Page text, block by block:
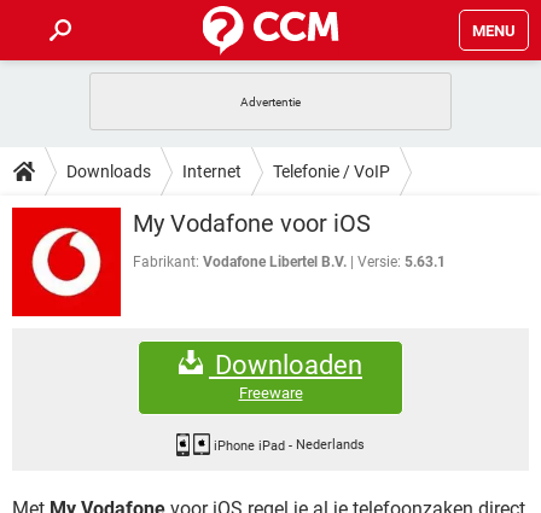
MENU
INSTAGRAM WINDOWS 10
CORONAVIRUS
GRATIS SNAPCHAT
TIKTOK
HOW-TO
VIDEOBELLEN
INSTAGRAM
NETFLIX
VIDEOBELLEN GAMES
INSTAGRAM
CORONAVIRUS
SNAPCHAT
FORUM
WINDOWS 10
CORONAVIRUS
SNAPCHAT
GAMES
GRATIS SNAPCHAT
Downloads Internet Telefonie / VoIP
My Vodafone voor iOS
Fabrikant: Vodafone Libertel B.V. Versie: 5.63.1
Downloaden
Freeware
iPhone iPad - Nederlands